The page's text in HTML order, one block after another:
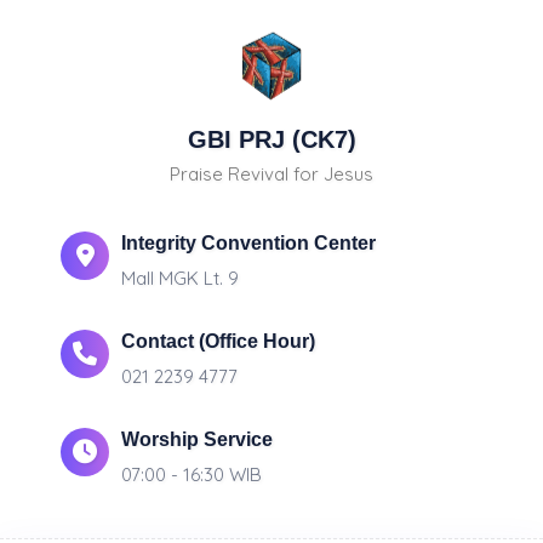
GBI PRJ (CK7)
Praise Revival for Jesus
Integrity Convention Center
Mall MGK Lt. 9
Contact (Office Hour)
021 2239 4777
Worship Service
07:00 - 16:30 WIB